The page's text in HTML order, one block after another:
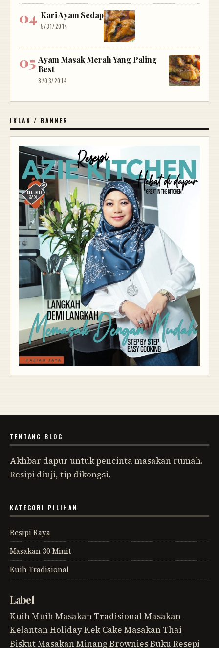
Kari Ayam Sedap
5/31/2014
Ayam Masak Merah Yang Paling
Best
8/03/2014
IKLAN / BANNER
TENTANG BLOG
Akhbar dapur untuk pencinta masakan rumah.
Resipi diuji, tip dikongsi.
KATEGORI PILIHAN
Resipi Raya
Masakan 30 Minit
Kuih Tradisional
Label
Kuih MuihMasakan Tradisional Masakan
KelantanHolidayKek Cake Masakan Thai
BiskutMasakan Minang BrowniesBuku Resepi